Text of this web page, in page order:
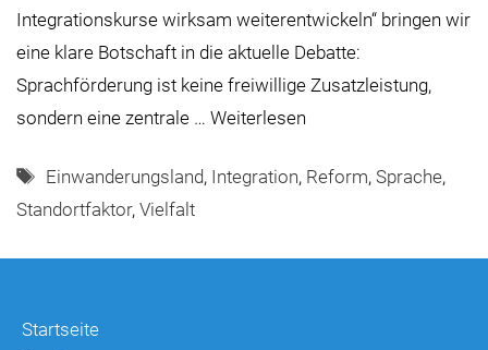
Integrationskurse wirksam weiterentwickeln“ bringen wir
eine klare Botschaft in die aktuelle Debatte:
Sprachförderung ist keine freiwillige Zusatzleistung,
sondern eine zentrale … Weiterlesen
Schlagwörter
Einwanderungsland, Integration, Reform,Sprache,
Standortfaktor, Vielfalt
Startseite